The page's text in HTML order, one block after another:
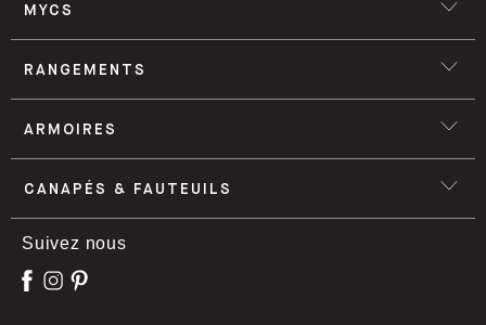
MYCS
RANGEMENTS
ARMOIRES
CANAPÉS & FAUTEUILS
Suivez nous